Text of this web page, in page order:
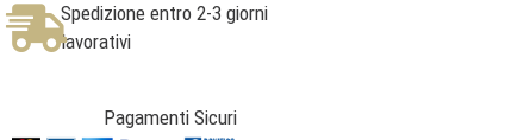
Spedizione entro 2-3 giorni
lavorativi
Pagamenti Sicuri